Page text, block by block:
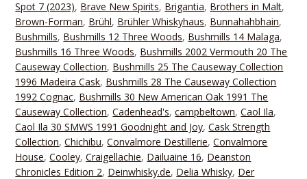
Spot 7 (2023), Brave New Spirits, Brigantia, Brothers in Malt,
Brown-Forman, Brühl, Brühler Whiskyhaus, Bunnahahbhain,
Bushmills, Bushmills 12 Three Woods, Bushmills 14 Malaga,
Bushmills 16 Three Woods, Bushmills 2002 Vermouth 20 The
Causeway Collection, Bushmills 25 The Causeway Collection
1996 Madeira Cask, Bushmills 28 The Causeway Collection
1992 Cognac, Bushmills 30 New American Oak 1991 The
Causeway Collection,Cadenhead's,campbeltown,Caol Ila,
Caol Ila 30 SMWS 1991 Goodnight and Joy,Cask Strength
Collection,Chichibu,Convalmore Destillerie,Convalmore
House,Cooley,Craigellachie, Dailuaine 16, Deanston
Chronicles Edition 2, Deinwhisky.de, Delia Whisky, Der